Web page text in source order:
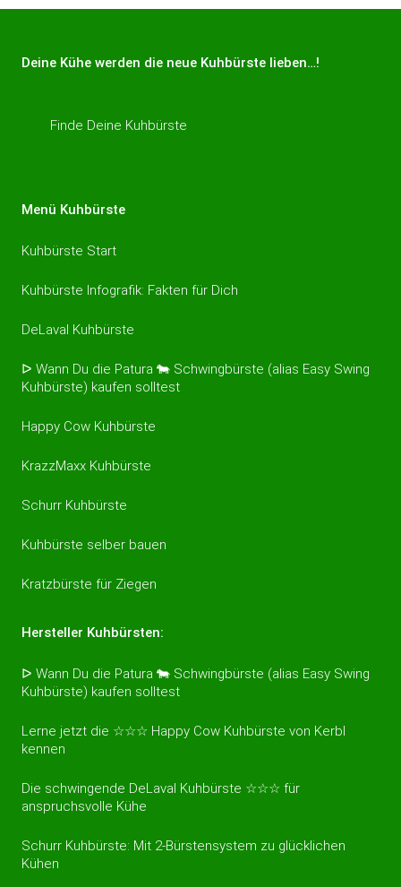
Deine Kühe werden die neue Kuhbürste lieben…!
Finde Deine Kuhbürste
Menü Kuhbürste
Kuhbürste Start
Kuhbürste Infografik: Fakten für Dich
DeLaval Kuhbürste
ᐅ Wann Du die Patura 🐄 Schwingbürste (alias Easy Swing
Kuhbürste) kaufen solltest
Happy Cow Kuhbürste
KrazzMaxx Kuhbürste
Schurr Kuhbürste
Kuhbürste selber bauen
Kratzbürste für Ziegen
Hersteller Kuhbürsten:
ᐅ Wann Du die Patura 🐄 Schwingbürste (alias Easy Swing
Kuhbürste) kaufen solltest
Lerne jetzt die ☆☆☆ Happy Cow Kuhbürste von Kerbl
kennen
Die schwingende DeLaval Kuhbürste ☆☆☆ für
anspruchsvolle Kühe
Schurr Kuhbürste: Mit 2-Bürstensystem zu glücklichen
Kühen